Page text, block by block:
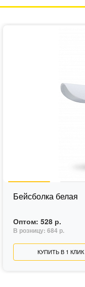
Бейсболка белая
Оптом: 528 р.
В розницу: 684 р.
КУПИТЬ В 1 КЛИК